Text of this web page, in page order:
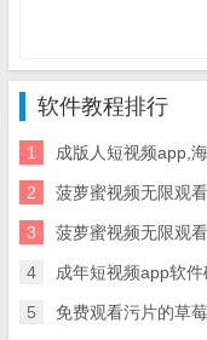
软件教程排行
1 成版人短视频app,
2 菠萝蜜视频无限观
3 菠萝蜜视频无限观
4 成年短视频app软
5 免费观看污片的草